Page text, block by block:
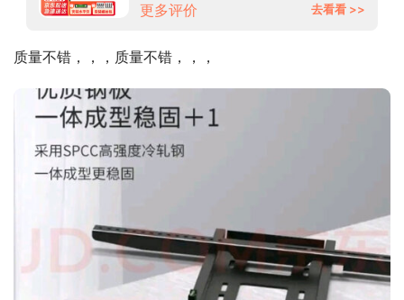
更多评价 去看看 >>
质量不错，，，质量不错，，，